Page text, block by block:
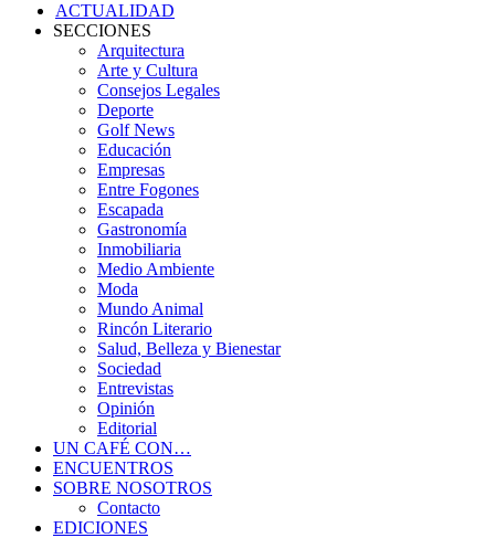
ACTUALIDAD
SECCIONES
Arquitectura
Arte y Cultura
Consejos Legales
Deporte
Golf News
Educación
Empresas
Entre Fogones
Escapada
Gastronomía
Inmobiliaria
Medio Ambiente
Moda
Mundo Animal
Rincón Literario
Salud, Belleza y Bienestar
Sociedad
Entrevistas
Opinión
Editorial
UN CAFÉ CON…
ENCUENTROS
SOBRE NOSOTROS
Contacto
EDICIONES